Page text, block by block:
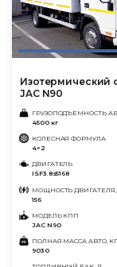
Изотермический
JAC N90
ГРУЗОПОДЪЕМНОСТЬ
4500 кг
КОЛЕСНАЯ ФОРМУЛА
4×2
ДВИГАТЕЛЬ
ISF3.8s5168
МОЩНОСТЬ ДВИГАТЕЛЯ,
156
МОДЕЛЬ КПП
JAC N90
ПОЛНАЯ МАССА АВТО, КГ
9030